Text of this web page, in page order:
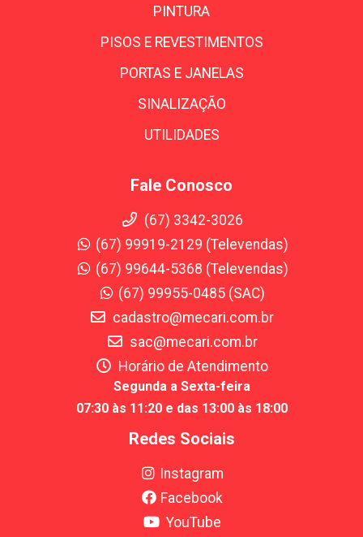
PINTURA
PISOS E REVESTIMENTOS
PORTAS E JANELAS
SINALIZAÇÃO
UTILIDADES
Fale Conosco
(67) 3342-3026
(67) 99919-2129 (Televendas)
(67) 99644-5368 (Televendas)
(67) 99955-0485 (SAC)
cadastro@mecari.com.br
sac@mecari.com.br
Horário de Atendimento
Segunda a Sexta-feira
07:30 às 11:20 e das 13:00 às 18:00
Redes Sociais
Instagram
Facebook
YouTube